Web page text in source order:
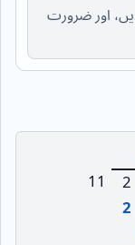
اور ضرورت
11
2
2